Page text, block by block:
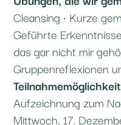
Cleansing • Kurze
Geführte
das gar nicht mir
Gruppenreflexionen
Aufzeichnung zum
Mittwoch, 17.